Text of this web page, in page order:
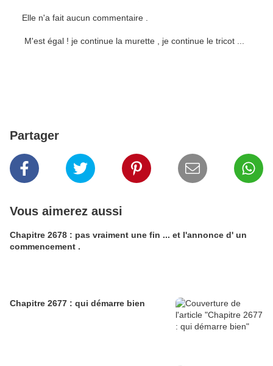
Elle n'a fait aucun commentaire .
M'est égal ! je continue la murette , je continue le tricot ...
Partager
Vous aimerez aussi
Chapitre 2678 : pas vraiment une fin ... et l'annonce d' un
commencement .
Chapitre 2677 : qui démarre bien